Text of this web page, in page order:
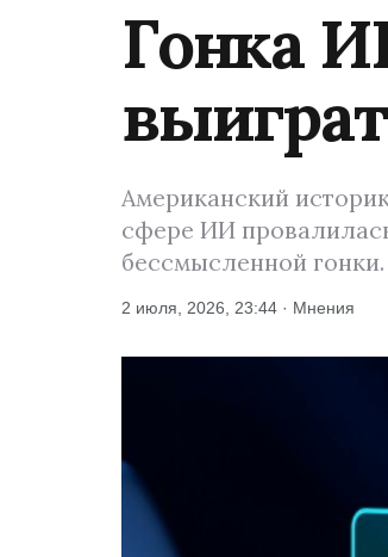
Гонка
Американский
сфере ИИ
бессмысленной гонки.
2 июля, 2026, 23:44 · Мнения